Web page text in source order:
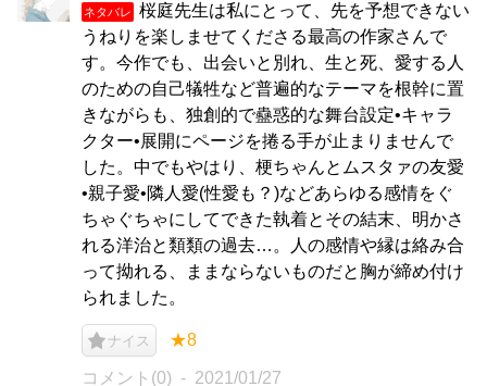
ネタバレ
桜庭先生は私にとって、先を予想できない
うねりを楽しませてくださる最高の作家さんで
す。今作でも、出会いと別れ、生と死、愛する人
のための自己犠牲など普遍的なテーマを根幹に置
きながらも、独創的で蠱惑的な舞台設定•キャラ
クター•展開にページを捲る手が止まりませんで
した。中でもやはり、梗ちゃんとムスタァの友愛
•親子愛•隣人愛(性愛も？)などあらゆる感情をぐ
ちゃぐちゃにしてできた執着とその結末、明かさ
れる洋治と類類の過去…。人の感情や縁は絡み合
って拗れる、ままならないものだと胸が締め付け
られました。
ナイス ★8
コメント(0) 2021/01/27